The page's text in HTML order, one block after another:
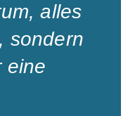
alles
sondern
eine